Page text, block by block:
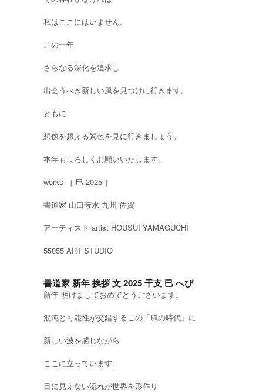
私はここにはいません。
この一年
さらなる深化を追求し
出会うべき新しい風を見つけに行きます。
ともに
想像を超える景色を見に行きましょう。
本年もよろしくお願いいたします。
works ［ 巳 2025 ］
書道家 山口芳水 九州 佐賀
アーティスト artist HOUSUI YAMAGUCHI
55055 ART STUDIO
書道家 新年 挨拶 文 2025 干支 巳 へび
新年 明けましておめでとうございます。
混沌と可能性が交錯するこの「風の時代」に
新しい波を感じながら
ここに立っています。
目に見えない流れが世界を形作り